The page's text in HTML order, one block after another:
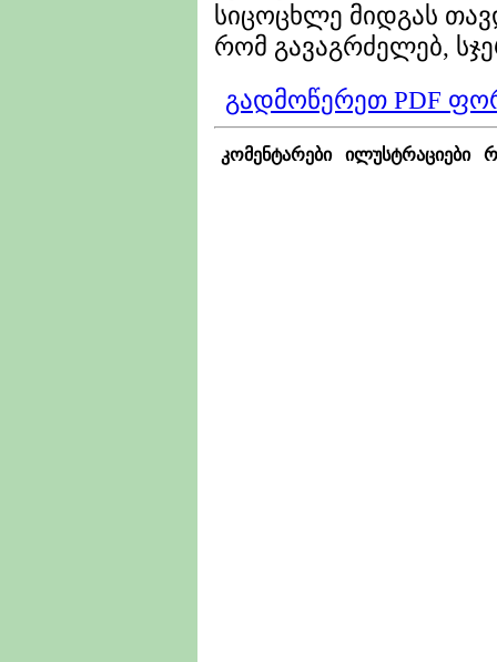
სიცოცხლე მიდგას
რომ გავაგრძელებ,
გადმოწერეთ PDF
კომენტარები ილუსტრაციები